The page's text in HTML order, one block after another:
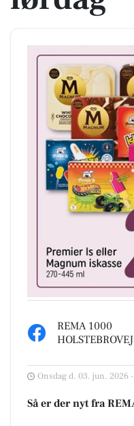
REMA 1000
HOLSTEBROVEJ
Onsdag d. 03. jun. 2026
Så er der nyt fra